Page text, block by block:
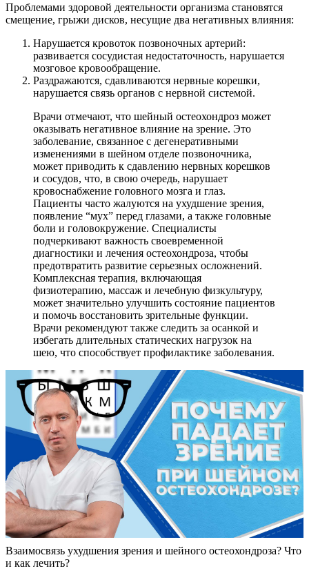
Проблемами здоровой деятельности организма становятся
смещение, грыжи дисков, несущие два негативных влияния:
Нарушается кровоток позвоночных артерий:
развивается сосудистая недостаточность, нарушается
мозговое кровообращение.
Раздражаются, сдавливаются нервные корешки,
нарушается связь органов с нервной системой.
Врачи отмечают, что шейный остеохондроз может
оказывать негативное влияние на зрение. Это
заболевание, связанное с дегенеративными
изменениями в шейном отделе позвоночника,
может приводить к сдавлению нервных корешков
и сосудов, что, в свою очередь, нарушает
кровоснабжение головного мозга и глаз.
Пациенты часто жалуются на ухудшение зрения,
появление “мух” перед глазами, а также головные
боли и головокружение. Специалисты
подчеркивают важность своевременной
диагностики и лечения остеохондроза, чтобы
предотвратить развитие серьезных осложнений.
Комплексная терапия, включающая
физиотерапию, массаж и лечебную физкультуру,
может значительно улучшить состояние пациентов
и помочь восстановить зрительные функции.
Врачи рекомендуют также следить за осанкой и
избегать длительных статических нагрузок на
шею, что способствует профилактике заболевания.
Взаимосвязь ухудшения зрения и шейного остеохондроза? Что
и как лечить?